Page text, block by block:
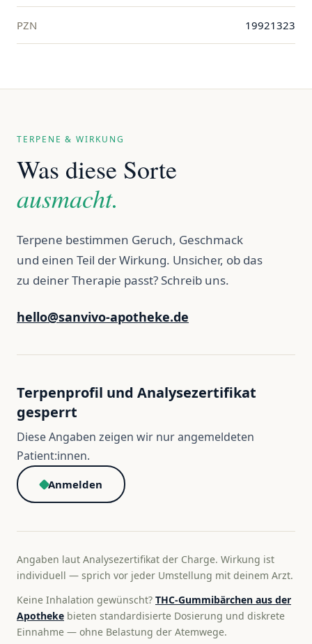
PZN 19921323
TERPENE & WIRKUNG
Was diese Sorte
ausmacht.
Terpene bestimmen Geruch, Geschmack
und einen Teil der Wirkung. Unsicher, ob das
zu deiner Therapie passt? Schreib uns.
hello@sanvivo-apotheke.de
Terpenprofil und Analysezertifikat
gesperrt
Diese Angaben zeigen wir nur angemeldeten
Patient:innen.
Anmelden
Angaben laut Analysezertifikat der Charge. Wirkung ist
individuell — sprich vor jeder Umstellung mit deinem Arzt.
Keine Inhalation gewünscht? THC-Gummibärchen aus der
Apotheke bieten standardisierte Dosierung und diskrete
Einnahme — ohne Belastung der Atemwege.